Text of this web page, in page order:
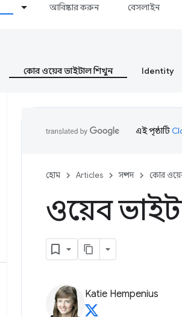
আবিষ্কার করুন বেসলাইন
কোর ওয়েব ভাইটাল শিখুন Identity
এই পৃষ্ঠাটি
হোম Articles সম্পদ কোর
ওয়েব
Katie Hempenius